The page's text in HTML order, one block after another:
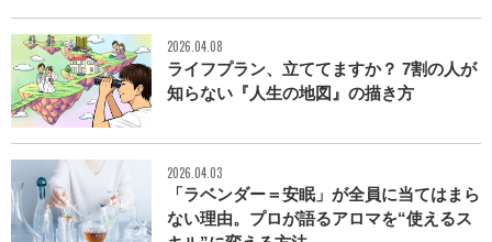
2026.04.08
ライフプラン、立ててますか？ 7割の人が
知らない『人生の地図』の描き方
2026.04.03
「ラベンダー＝安眠」が全員に当てはまら
ない理由。プロが語るアロマを“使えるス